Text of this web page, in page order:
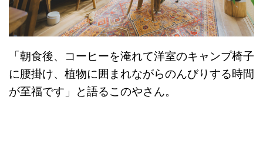
「朝食後、コーヒーを淹れて洋室のキャンプ椅子
に腰掛け、植物に囲まれながらのんびりする時間
が至福です」と語るこのやさん。